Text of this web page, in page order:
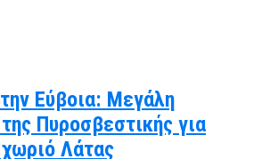
Εύβοια: Μεγάλη
Πυροσβεστικής για
Λάτας